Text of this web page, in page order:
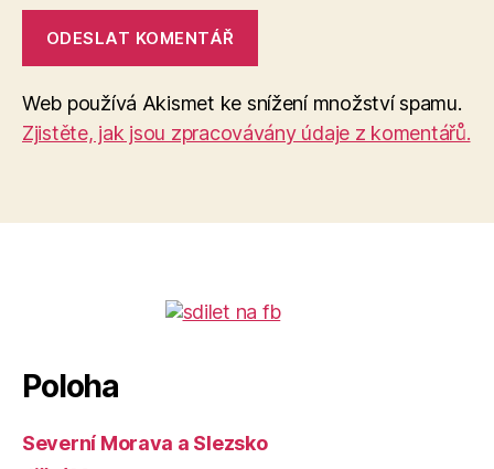
Web používá Akismet ke snížení množství spamu.
Zjistěte, jak jsou zpracovávány údaje z komentářů.
Poloha
Severní Morava a Slezsko